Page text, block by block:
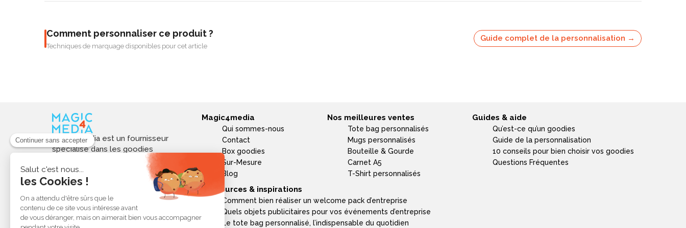
Comment personnaliser ce produit ?
Techniques de marquage disponibles pour cet article
Guide complet de la personnalisation →
Magic4media est un fournisseur
spécialisé dans les goodies
personnalisés et objets publicitaires
pour les entreprises. Nous
sélectionnons des produits utiles,
tendances et responsables pour
valoriser votre image de marque,
soutenir vos actions de
communication et réussir vos
Magic4media
Qui sommes-nous
Contact
Box goodies
Sur-Mesure
Blog
Nos meilleures ventes
Tote bag personnalisés
Mugs personnalisés
Bouteille & Gourde
Carnet A5
T-Shirt personnalisés
Guides & aide
Qu’est-ce qu’un goodies
Guide de la personnalisation
10 conseils pour bien choisir vos goodies
Questions Fréquentes
Ressources & inspirations
Comment bien réaliser un welcome pack d’entreprise
Quels objets publicitaires pour vos événements d’entreprise
Le tote bag personnalisé, l’indispensable du quotidien